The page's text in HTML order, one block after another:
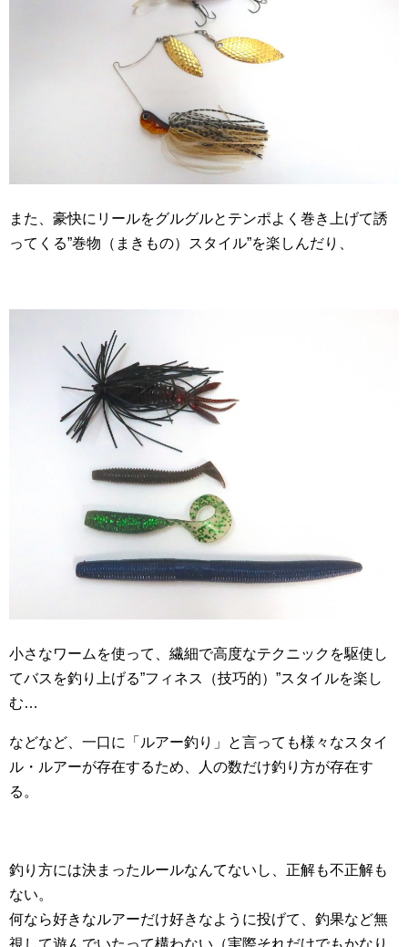
また、豪快にリールをグルグルとテンポよく巻き上げて誘
ってくる”巻物（まきもの）スタイル”を楽しんだり、
小さなワームを使って、繊細で高度なテクニックを駆使し
てバスを釣り上げる”フィネス（技巧的）”スタイルを楽し
む…
などなど、一口に「ルアー釣り」と言っても様々なスタイ
ル・ルアーが存在するため、人の数だけ釣り方が存在す
る。
釣り方には決まったルールなんてないし、正解も不正解も
ない。
何なら好きなルアーだけ好きなように投げて、釣果など無
視して遊んでいたって構わない（実際それだけでもかなり